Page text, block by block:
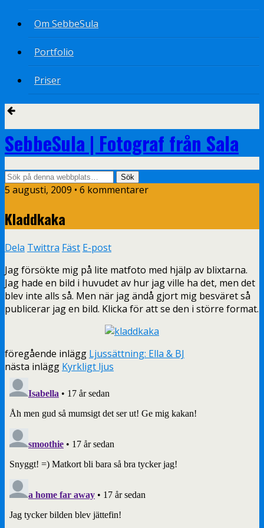
Om SebbeSula
Portfolio
Priser
SebbeSula | Fotograf från Sala
5 augusti, 2009 • 6 kommentarer
Kladdkaka
Dela Twittra Fäst E-post
Jag försökte mig på lite matfoto med hjälp av blixtarna.
Jag hade en bild i huvudet av hur jag ville ha det, men det
blev inte alls så. Men när jag ändå gjort mig besväret så
publicerar jag en bild. Klicka för att se den i större format.
föregående inlägg Ljussättning: Ella & BJ
nästa inlägg Kyrkligt ljus